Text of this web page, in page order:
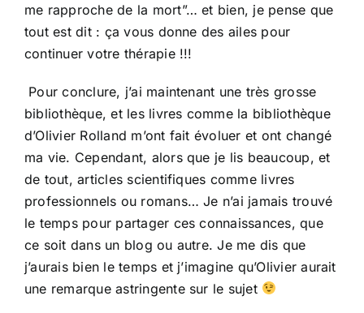
me rapproche de la mort”… et bien, je pense que
tout est dit : ça vous donne des ailes pour
continuer votre thérapie !!!
Pour conclure, j’ai maintenant une très grosse
bibliothèque, et les livres comme la bibliothèque
d’Olivier Rolland m’ont fait évoluer et ont changé
ma vie. Cependant, alors que je lis beaucoup, et
de tout, articles scientifiques comme livres
professionnels ou romans… Je n’ai jamais trouvé
le temps pour partager ces connaissances, que
ce soit dans un blog ou autre. Je me dis que
j’aurais bien le temps et j’imagine qu’Olivier aurait
une remarque astringente sur le sujet